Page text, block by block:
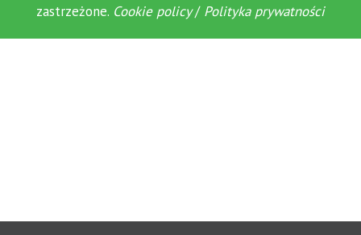
zastrzeżone. Cookie policy/Polityka prywatności